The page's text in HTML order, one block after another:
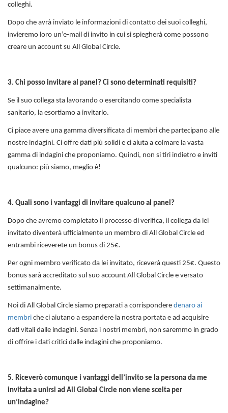
colleghi.
Dopo che avrà inviato le informazioni di contatto dei suoi colleghi,
invieremo loro un’e-mail di invito in cui si spiegherà come possono
creare un account su All Global Circle.
3. Chi posso invitare al panel? Ci sono determinati requisiti?
Se il suo collega sta lavorando o esercitando come specialista
sanitario, la esortiamo a invitarlo.
Ci piace avere una gamma diversificata di membri che partecipano alle
nostre indagini. Ci offre dati più solidi e ci aiuta a colmare la vasta
gamma di indagini che proponiamo. Quindi, non si tiri indietro e inviti
qualcuno: più siamo, meglio è!
4. Quali sono i vantaggi di invitare qualcuno al panel?
Dopo che avremo completato il processo di verifica, il collega da lei
invitato diventerà ufficialmente un membro di All Global Circle ed
entrambi riceverete un bonus di 25€.
Per ogni membro verificato da lei invitato, riceverà questi 25€. Questo
bonus sarà accreditato sul suo account All Global Circle e versato
settimanalmente.
Noi di All Global Circle siamo preparati a corrispondere denaro ai
membri che ci aiutano a espandere la nostra portata e ad acquisire
dati vitali dalle indagini. Senza i nostri membri, non saremmo in grado
di offrire i dati critici dalle indagini che proponiamo.
5. Riceverò comunque i vantaggi dell’invito se la persona da me
invitata a unirsi ad All Global Circle non viene scelta per
un’indagine?